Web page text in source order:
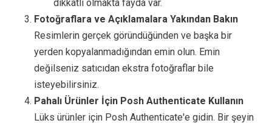
dikkatli olmakta fayda var.
Fotoğraflara ve Açıklamalara Yakından Bakın
Resimlerin gerçek göründüğünden ve başka bir
yerden kopyalanmadığından emin olun. Emin
değilseniz satıcıdan ekstra fotoğraflar bile
isteyebilirsiniz.
Pahalı Ürünler İçin Posh Authenticate Kullanın
Lüks ürünler için Posh Authenticate'e gidin. Bir şeyin